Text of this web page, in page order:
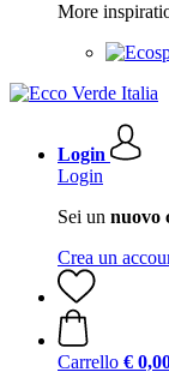
More
Login
Login
Sei un nuovo
Crea un
Carrello €